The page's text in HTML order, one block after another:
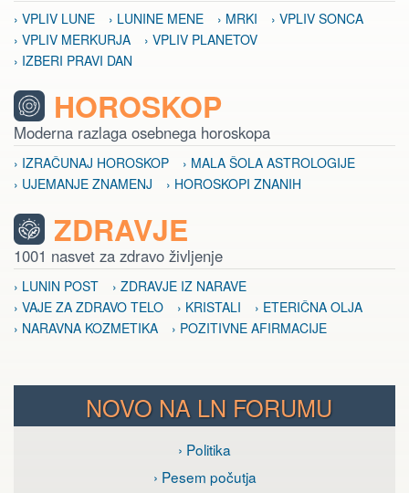
› VPLIV LUNE › LUNINE MENE › MRKI
› VPLIV SONCA
› VPLIV MERKURJA
› VPLIV PLANETOV
› IZBERI PRAVI DAN
HOROSKOP
Moderna razlaga osebnega horoskopa
› IZRAČUNAJ HOROSKOP
› MALA ŠOLA ASTROLOGIJE
› UJEMANJE ZNAMENJ
› HOROSKOPI ZNANIH
ZDRAVJE
1001 nasvet za zdravo življenje
› LUNIN POST
› ZDRAVJE IZ NARAVE
› VAJE ZA ZDRAVO TELO
› KRISTALI
› ETERIČNA OLJA
› NARAVNA KOZMETIKA
› POZITIVNE AFIRMACIJE
NOVO NA LN FORUMU
› Politika
› Pesem počutja